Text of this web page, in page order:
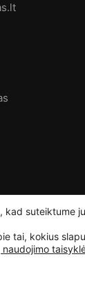
teisės
kad suteiktume
tai, kokius
naudojimo